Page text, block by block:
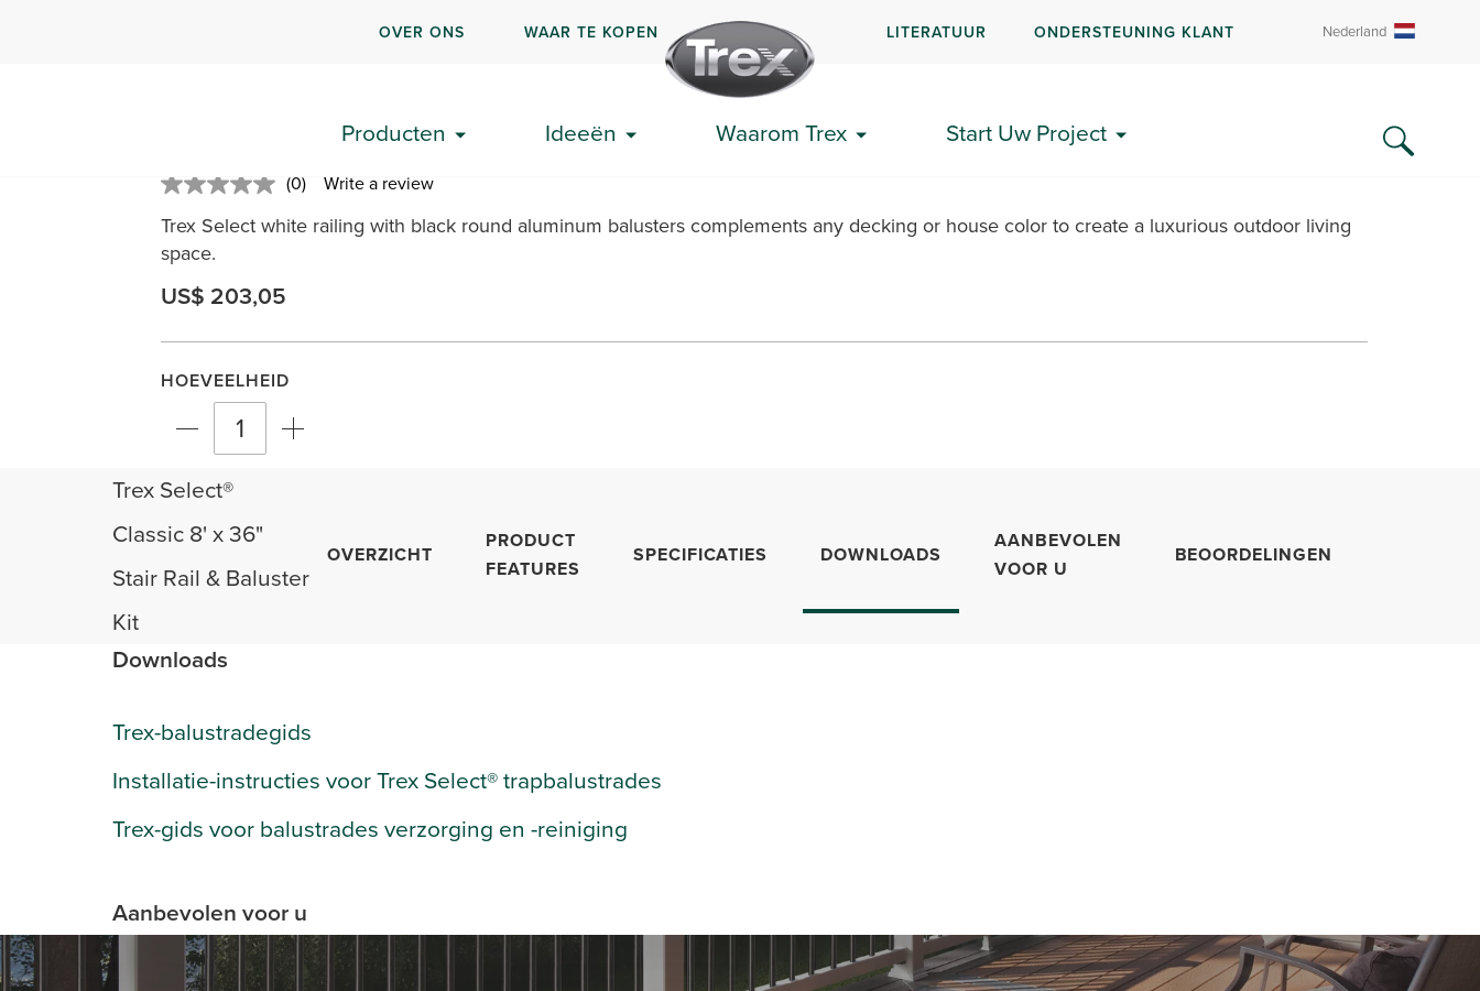
OVER ONS WAAR TE KOPEN LITERATUUR ONDERSTEUNING KLANT Nederland
Producten Ideeën Waarom Trex Start Uw Project
Trex Select® Classic 8' x 36" Stair Rail & Baluster Kit
No
value.
(0) Write a review
Trex Select white railing with black round aluminum balusters complements any decking or house color to create a luxurious outdoor living
space.
US$ 203,05
HOEVEELHEID
Trex Select®
Classic 8' x 36"
Stair Rail & Baluster
Kit
OVERZICHT
PRODUCT
FEATURES
SPECIFICATIES DOWNLOADS
AANBEVOLEN
VOOR U
BEOORDELINGEN
Downloads
Trex-balustradegids
Installatie-instructies voor Trex Select® trapbalustrades
Trex-gids voor balustrades verzorging en -reiniging
Aanbevolen voor u